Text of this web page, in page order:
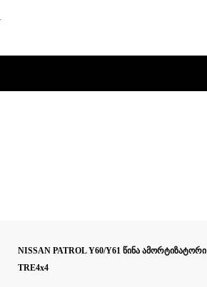
NISSAN PATROL Y60/Y61 წინა ამორტიზატორი
TRE4x4